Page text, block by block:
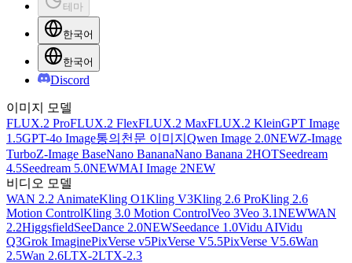
테마
한국어
한국어
Discord
이미지 모델
FLUX.2 ProFLUX.2 FlexFLUX.2 MaxFLUX.2 KleinGPT Image
1.5GPT-4o Image통의천문 이미지 Qwen Image 2.0NEWZ-Image
TurboZ-Image BaseNano BananaNano Banana 2HOTSeedream
4.5Seedream 5.0NEWMAI Image 2NEW
비디오 모델
WAN 2.2 AnimateKling O1Kling V3Kling 2.6 ProKling 2.6
Motion ControlKling 3.0 Motion ControlVeo 3Veo 3.1NEWWAN
2.2HiggsfieldSeeDance 2.0NEWSeedance 1.0Vidu AIVidu
Q3Grok ImaginePixVerse v5PixVerse V5.5PixVerse V5.6Wan
2.5Wan 2.6LTX-2LTX-2.3